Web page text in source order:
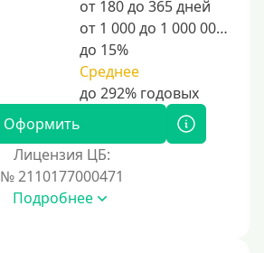
от 180 до 365 дней
от 1 000 до 1 000 000 ₽
до 15%
Среднее
Оформить
Лицензия ЦБ:
№ 2110177000471
Подробнее